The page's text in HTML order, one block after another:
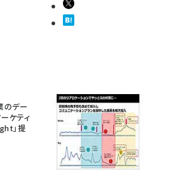
のデー
ケティ
」提